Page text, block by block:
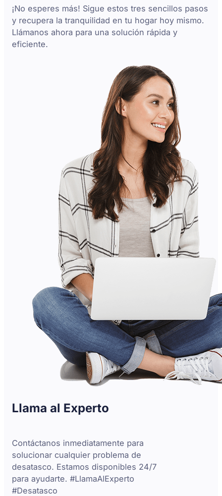
¡No esperes más! Sigue estos tres sencillos pasos
y recupera la tranquilidad en tu hogar hoy mismo.
Llámanos ahora para una solución rápida y
eficiente.
Llama al Experto
Contáctanos inmediatamente para
solucionar cualquier problema de
desatasco. Estamos disponibles 24/7
para ayudarte. #LlamaAlExperto
#Desatasco